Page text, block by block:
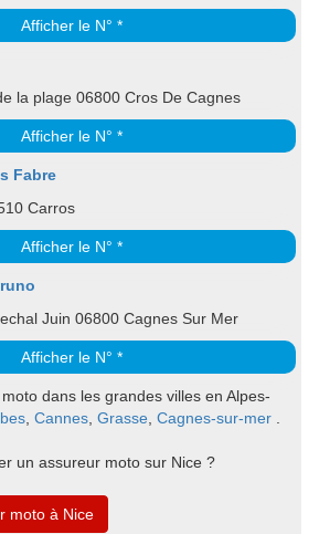
Afficher le N° *
la plage 06800 Cros De Cagnes
Afficher le N° *
Fabre
Carros
Afficher le N° *
Juin 06800 Cagnes Sur Mer
Afficher le N° *
dans les grandes villes en Alpes-
Cannes Grasse Cagnes-sur-mer
un assureur moto sur Nice ?
moto à Nice